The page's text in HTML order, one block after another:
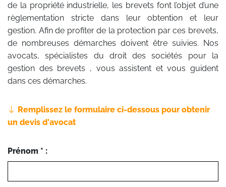
de la propriété industrielle, les brevets font l’objet d’une
règlementation stricte dans leur obtention et leur
gestion. Afin de profiter de la protection par ces brevets,
de nombreuses démarches doivent être suivies. Nos
avocats, spécialistes du droit des sociétés pour la
gestion des brevets , vous assistent et vous guident
dans ces démarches.
Remplissez le formulaire ci-dessous pour obtenir
un devis d'avocat
Prénom * :